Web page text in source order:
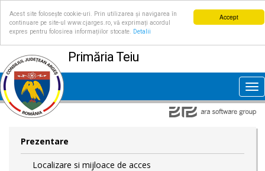
Accept
Acest site folosește cookie-uri. Prin utilizarea și navigarea în
continuare pe site-ul www.cjarges.ro, vă exprimați acordul
expres pentru folosirea informațiilor stocate.
Detalii
Primăria Teiu
Prezentare
Localizare si mijloace de acces